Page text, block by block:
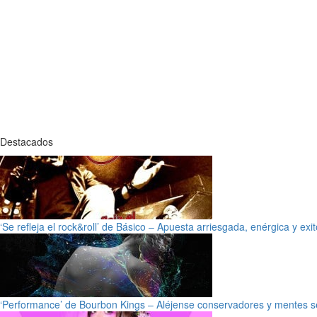
Destacados
‘Se refleja el rock&roll’ de Básico – Apuesta arriesgada, enérgica y
‘Performance’ de Bourbon Kings – Aléjense conservadores y mentes